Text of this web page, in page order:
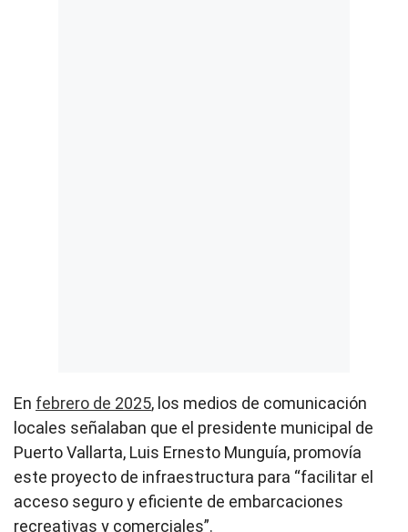
En febrero de 2025, los medios de comunicación
locales señalaban que el presidente municipal de
Puerto Vallarta, Luis Ernesto Munguía, promovía
este proyecto de infraestructura para “facilitar el
acceso seguro y eficiente de embarcaciones
recreativas y comerciales”.